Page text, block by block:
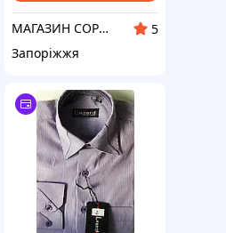
МАГАЗИН СОРОЧОК VIK
5
Запоріжжя